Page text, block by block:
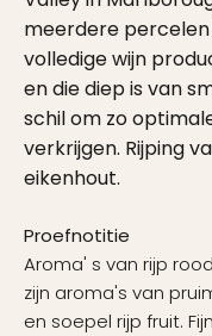
meerdere
volledige wijn
en die diep is van
schil om zo
verkrijgen. Rijping
eikenhout.
Proefnotitie
Aroma' s van rijp
zijn aroma's van
en soepel rijp fruit.